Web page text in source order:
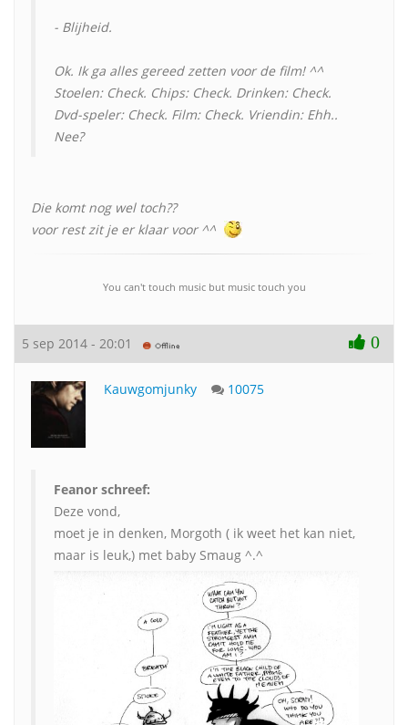
- Blijheid.
Ok. Ik ga alles gereed zetten voor de film! ^^
Stoelen: Check. Chips: Check. Drinken: Check.
Dvd-speler: Check. Film: Check. Vriendin: Ehh..
Nee?
Die komt nog wel toch??
voor rest zit je er klaar voor ^^
You can't touch music but music touch you
5 sep 2014 - 20:01 0
Kauwgomjunky 10075
Feanor schreef:
Deze vond,
moet je in denken, Morgoth ( ik weet het kan niet,
maar is leuk,) met baby Smaug ^.^